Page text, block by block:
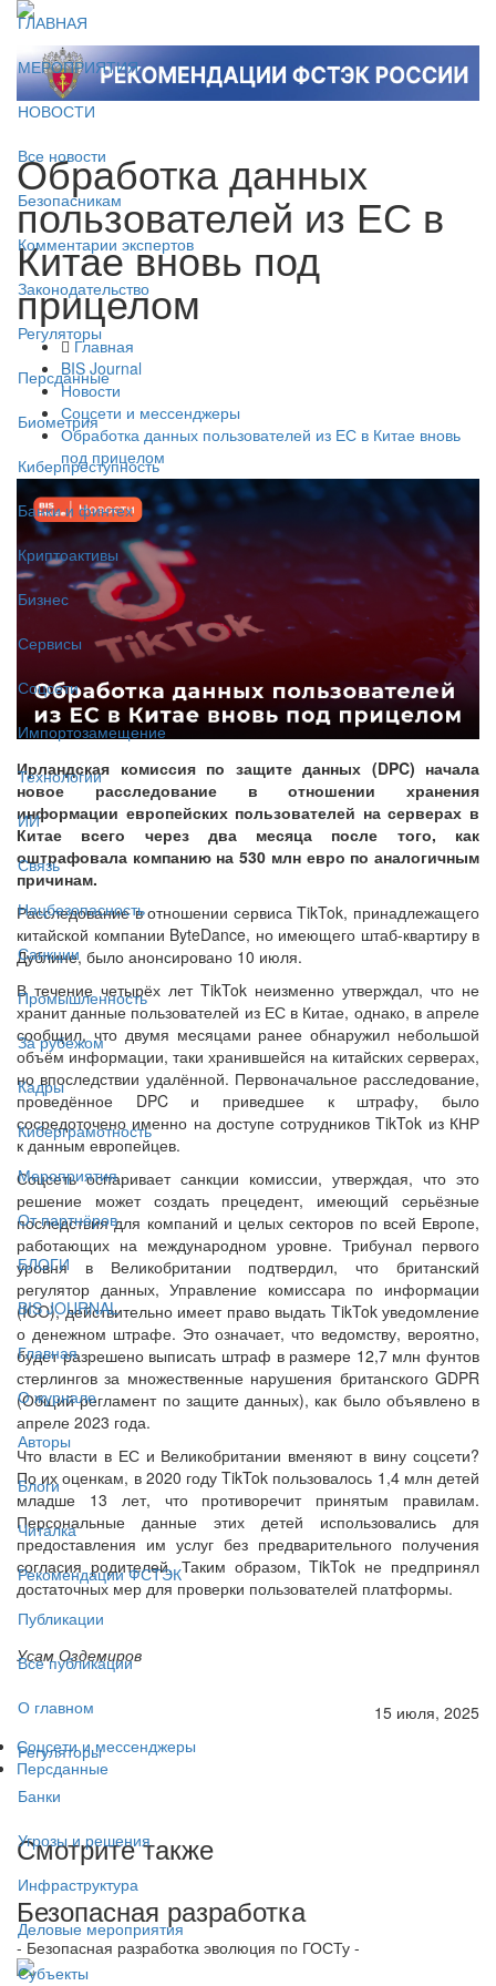
ГЛАВНАЯ
МЕРОПРИЯТИЯ
НОВОСТИ
Все новости
Безопасникам
Комментарии экспертов
Законодательство
Регуляторы
Персданные
Биометрия
Киберпреступность
Банки и финтех
Криптоактивы
Бизнес
Сервисы
Соцсети
Импортозамещение
Технологии
ИИ
Связь
Нацбезопасность
Санкции
Промышленность
За рубежом
Кадры
Киберграмотность
Мероприятия
От партнёров
БЛОГИ
BIS JOURNAL
Главная
О журнале
Авторы
Блоги
Читалка
Рекомендации ФСТЭК
Публикации
Все публикации
О главном
Регуляторы
Банки
Угрозы и решения
Инфраструктура
Деловые мероприятия
Субъекты
Обработка данных
пользователей из ЕС в
Китае вновь под
прицелом
Главная
BIS Journal
Новости
Соцсети и мессенджеры
Обработка данных пользователей из ЕС в Китае вновь
под прицелом
Ирландская комиссия по защите данных (DPC) начала
новое расследование в отношении хранения
информации европейских пользователей на серверах в
Китае всего через два месяца после того, как
оштрафовала компанию на 530 млн евро по аналогичным
причинам.
Расследование в отношении сервиса TikTok, принадлежащего
китайской компании ByteDance, но имеющего штаб-квартиру в
Дублине, было анонсировано 10 июля.
В течение четырёх лет TikTok неизменно утверждал, что не
хранит данные пользователей из ЕС в Китае, однако, в апреле
сообщил, что двумя месяцами ранее обнаружил небольшой
объём информации, таки хранившейся на китайских серверах,
но впоследствии удалённой. Первоначальное расследование,
проведённое DPC и приведшее к штрафу, было
сосредоточено именно на доступе сотрудников TikTok из КНР
к данным европейцев.
Соцсеть оспаривает санкции комиссии, утверждая, что это
решение может создать прецедент, имеющий серьёзные
последствия для компаний и целых секторов по всей Европе,
работающих на международном уровне. Трибунал первого
уровня в Великобритании подтвердил, что британский
регулятор данных, Управление комиссара по информации
(ICO), действительно имеет право выдать TikTok уведомление
о денежном штрафе. Это означает, что ведомству, вероятно,
будет разрешено выписать штраф в размере 12,7 млн фунтов
стерлингов за множественные нарушения британского GDPR
(Общий регламент по защите данных), как было объявлено в
апреле 2023 года.
Что власти в ЕС и Великобритании вменяют в вину соцсети?
По их оценкам, в 2020 году TikTok пользовалось 1,4 млн детей
младше 13 лет, что противоречит принятым правилам.
Персональные данные этих детей использовались для
предоставления им услуг без предварительного получения
согласия родителей. Таким образом, TikTok не предпринял
достаточных мер для проверки пользователей платформы.
Усам Оздемиров
15 июля, 2025
Соцсети и мессенджеры
Персданные
Смотрите также
Безопасная разработка
- Безопасная разработка эволюция по ГОСТу -